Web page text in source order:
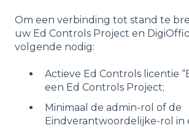
Om een verbinding tot stand te
uw Ed Controls Project en
volgende nodig:
Actieve Ed Controls licentie
een Ed Controls Project;
Minimaal de admin-rol of de
Eindverantwoordelijke-rol in